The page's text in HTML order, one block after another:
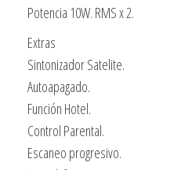
Potencia 10W. RMS x 2.
Extras
Sintonizador Satelite.
Autoapagado.
Función Hotel.
Control Parental.
Escaneo progresivo.